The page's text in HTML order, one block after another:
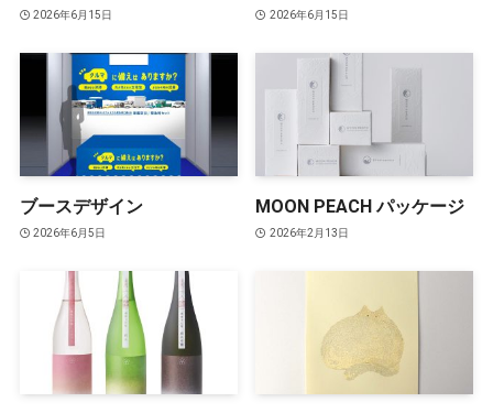
2026年6月15日 2026年6月15日
ブースデザイン
2026年6月5日
MOON PEACH パッケージ
2026年2月13日